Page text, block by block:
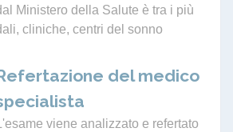
Ministero della Salute è tra i più
cliniche, centri del sonno
del medico
L'esame viene analizzato e refertato